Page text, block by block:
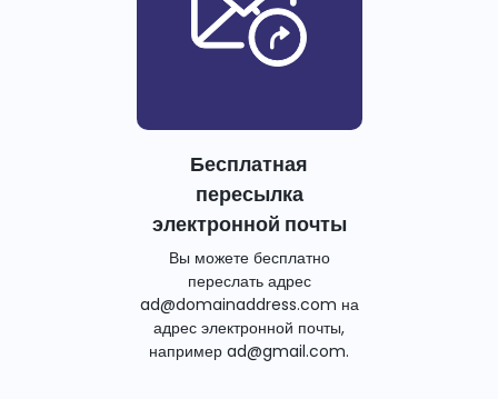
Бесплатная
пересылка
электронной почты
Вы можете бесплатно
переслать адрес
ad@domainaddress.com на
адрес электронной почты,
например ad@gmail.com.